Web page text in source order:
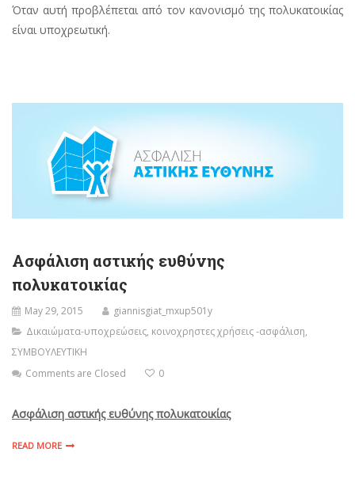
Όταν αυτή προβλέπεται από τον κανονισμό της πολυκατοικίας
είναι υποχρεωτική.
Ασφάλιση αστικής ευθύνης
πολυκατοικίας
May 29, 2015
giannisgiat_mxup501y
Δικαιώματα-υποχρεώσεις, κοινοχρηστες χρήσεις -ασφάλιση,
ΣΥΜΒΟΥΛΕΥΤΙΚΗ
Comments are Closed
0
Ασφάλιση αστικής ευθύνης πολυκατοικίας
READ MORE